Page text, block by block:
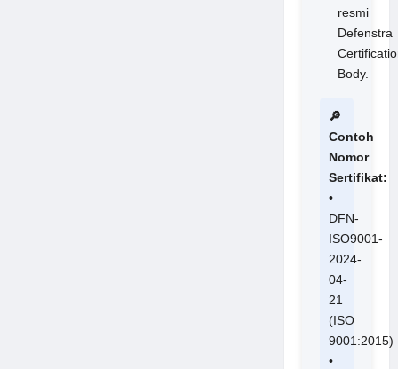
resmi
Defenstra
Body.
🔎
Contoh
Nomor
Sertifikat:
•
DFN-
ISO9001-
2024-
04-
21
(ISO
9001:2015)
•